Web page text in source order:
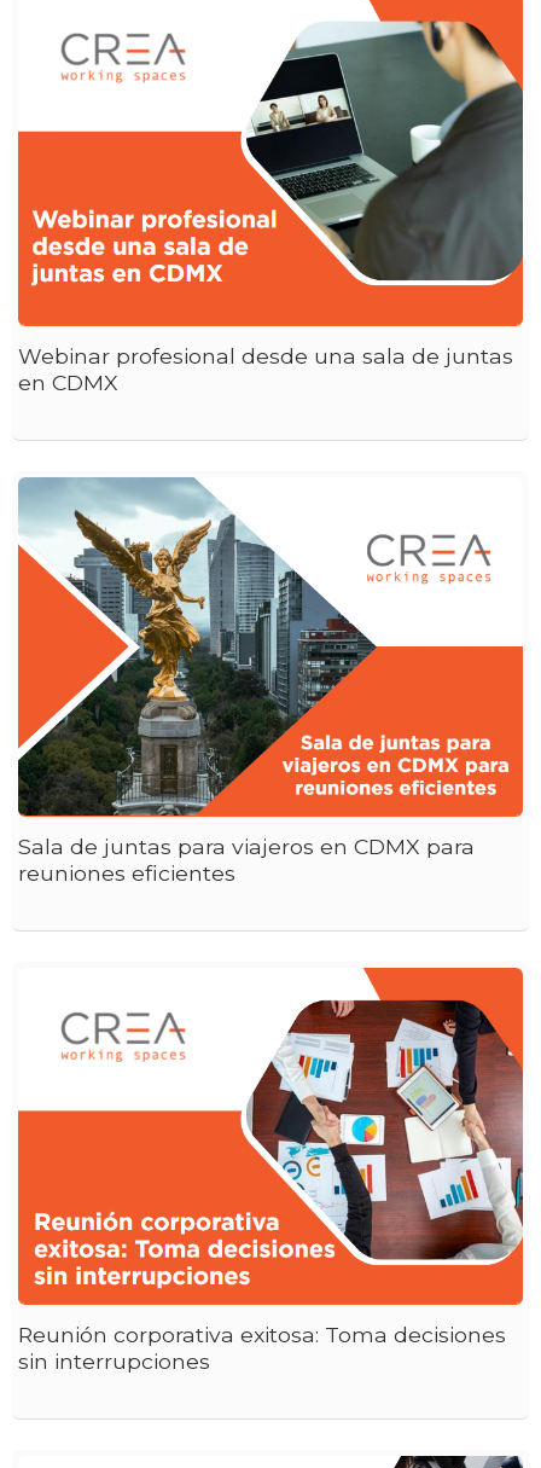
Webinar profesional desde una sala de juntas
en CDMX
Sala de juntas para viajeros en CDMX para
reuniones eficientes
Reunión corporativa exitosa: Toma decisiones
sin interrupciones